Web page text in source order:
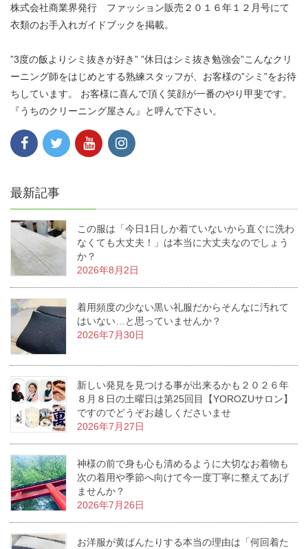
株式会社商業界発行 ファッション販売２０１６年１２月号にて
衣類のお手入れガイドブックを掲載。
”3度の飯よりシミ抜きが好き” ”休日はシミ抜き勉強会”こんなクリ
ーニング師をはじめとする熟練スタッフが、お客様の”シミ”をお待
ちしています。 お客様に喜んで頂く笑顔が一番のやり甲斐です。
『うちのクリーニング屋さん』と呼んで下さい。
最新記事
この服は「今日1日しか着ていないから直ぐに洗わ
なくても大丈夫！」は本当に大丈夫なのでしょう
か？
2026年8月2日
着用頻度の少ない黒い礼服だからそんなに汚れて
はいない…と思っていませんか？
2026年7月30日
新しい発見を見つける事が出来るかも２０２６年
８月８日の土曜日は第25回目【YOROZUサロン】
ですのでどうぞお越しくださいませ
2026年7月27日
神様の前で身も心も清めるように大切なお着物も
次の着用や季節へ向けて今一度丁寧に整えてあげ
ませんか？
2026年7月26日
お洋服が黄ばんたりする本当の理由は「何回着た